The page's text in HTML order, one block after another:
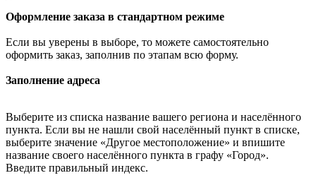
Оформление заказа в стандартном режиме
Если вы уверены в выборе, то можете самостоятельно
оформить заказ, заполнив по этапам всю форму.
Заполнение адреса
Выберите из списка название вашего региона и населённого
пункта. Если вы не нашли свой населённый пункт в списке,
выберите значение «Другое местоположение» и впишите
название своего населённого пункта в графу «Город».
Введите правильный индекс.